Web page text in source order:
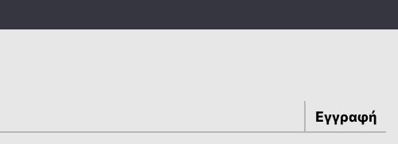
Εγγραφή